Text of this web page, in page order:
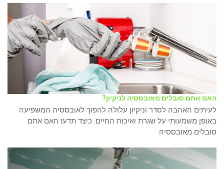
האם אתם סובלים מאובססיה לניקיון?
לעיתים האהבה לסדר וניקיון עלולה להפוך לאובססיה המשפיעה
באופן משמעותי על שגרת ואיכות החיים. כיצד תדעו האם אתם
סובלים מאובססיה